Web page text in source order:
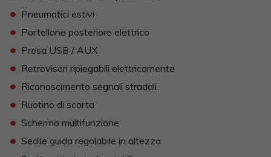
• Pneumatici estivi
• Portellone posteriore elettrico
• Presa USB / AUX
• Retrovisori ripiegabili elettricamente
• Riconoscimento segnali stradali
• Ruotino di scorta
• Schermo multifunzione
• Sedile guida regolabile in altezza